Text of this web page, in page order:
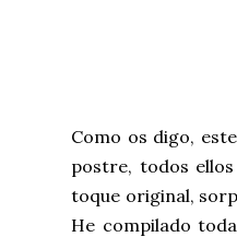
Como os digo,
postre, todos
toque original,
He compilado